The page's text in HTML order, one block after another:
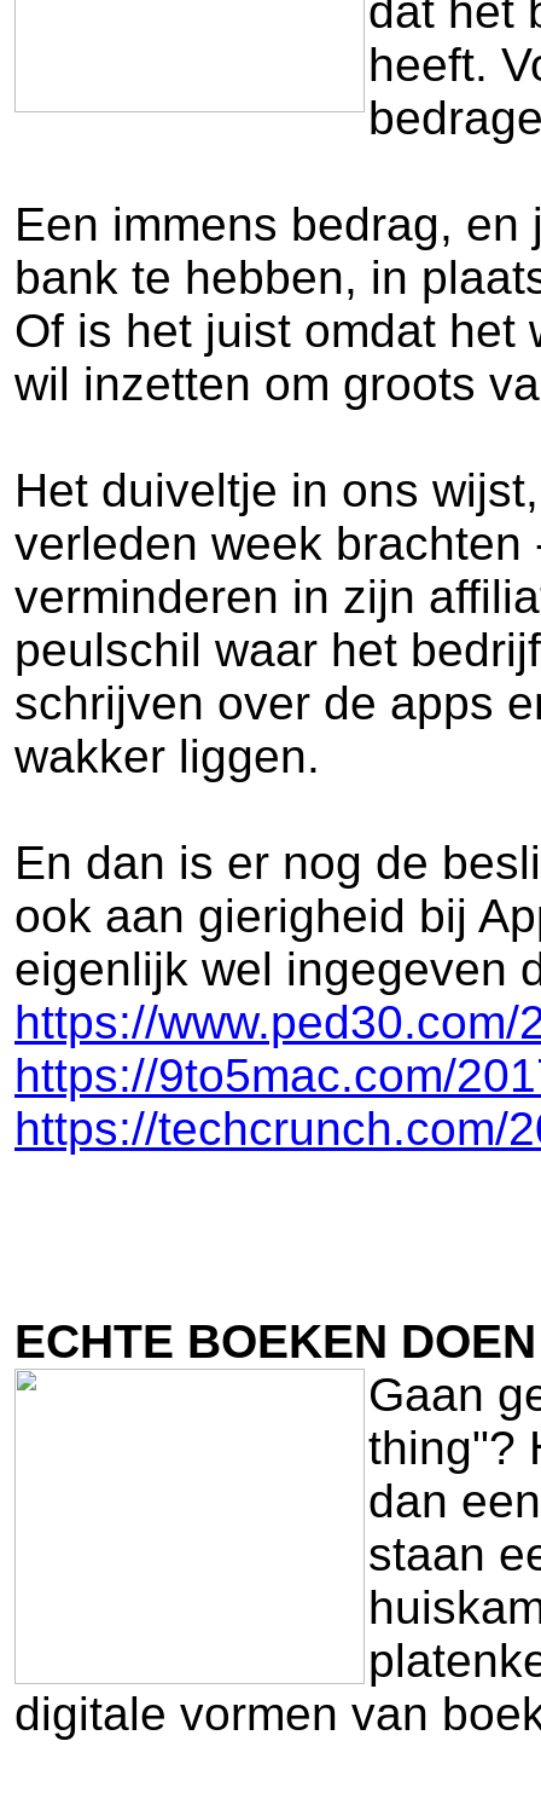
dat het
heeft.
Een immens bedrag,
bank te hebben, in
Of is het juist omdat het
wil inzetten om groots
Het duiveltje in ons
verleden week
verminderen in zijn
peulschil waar het
schrijven over de apps
wakker liggen.
En dan is er nog de
ook aan gierigheid bij
eigenlijk wel ingegeven
https://
https://9to5mac.com/
https://techcrunch.com/
ECHTE BOEKEN
Gaan
thing"?
dan
staan
digitale vormen van